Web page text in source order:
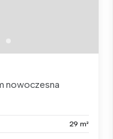
nowoczesna
29 m²